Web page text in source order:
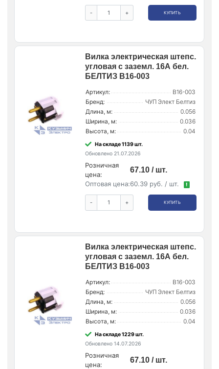
- + КУПИТЬ
Вилка электрическая штепс.
угловая с заземл. 16А бел.
БЕЛТИЗ В16-003
Артикул:
В16-003
Бренд:
ЧУП Элект Белтиз
Длина, м:
0.056
Ширина, м:
0.036
Высота, м:
0.04
На складе 1139 шт.
Обновлено 21.07.2026
Розничная
цена:
67.10 / шт.
Оптовая цена:60.39 руб. / шт. !
- + КУПИТЬ
Вилка электрическая штепс.
угловая с заземл. 16А бел.
БЕЛТИЗ В16-003
Артикул:
В16-003
Бренд:
ЧУП Элект Белтиз
Длина, м:
0.056
Ширина, м:
0.036
Высота, м:
0.04
На складе 1229 шт.
Обновлено 14.07.2026
Розничная
цена:
67.10 / шт.